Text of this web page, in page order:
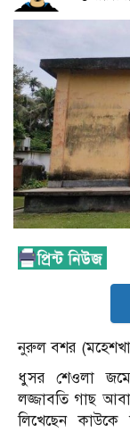
নুরুল বশর
ধুসর শেওলা
লজ্জাবতি গাছ
লিখেছেন